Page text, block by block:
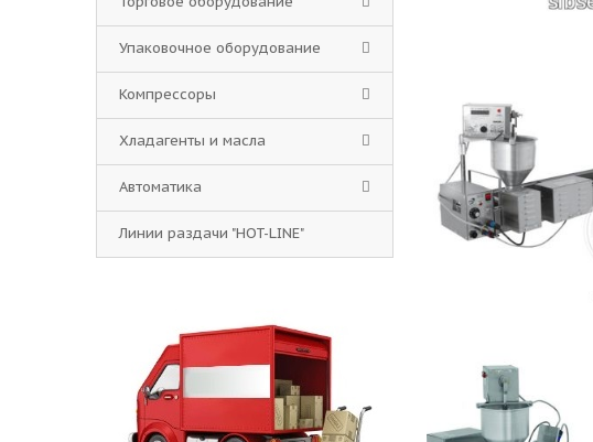
Упаковочное оборудование
Компрессоры
Хладагенты и масла
Автоматика
Линии раздачи "HOT-LINE"